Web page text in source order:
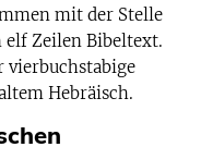
mit der Stelle
elf Zeilen Bibeltext.
vierbuchstabige
Hebräisch.